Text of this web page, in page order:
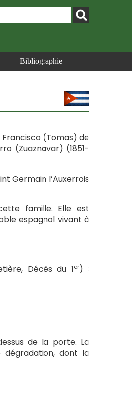
Bibliographie
Francisco (Tomas) de
(Zuaznavar) (1851-
Germain l’Auxerrois
famille. Elle est
espagnol vivant à
Décès du 1er) ;
de la porte. La
dégradation, dont la